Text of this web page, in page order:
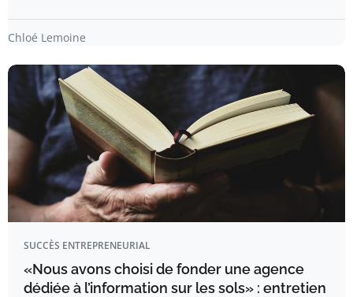
Chloé Lemoine
SUCCÈS ENTREPRENEURIAL
«Nous avons choisi de fonder une agence
dédiée à l’information sur les sols» : entretien